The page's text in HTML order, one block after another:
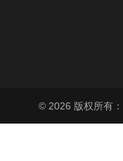
© 2026 版权所有